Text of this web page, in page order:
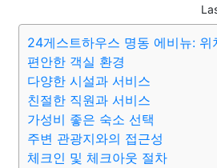
미
요리 상품리뷰 원예 금융 게
대출 자동차 취미
종교 사회 정치 건강
24게스트하우스 명동 에비뉴: 위
편안한 객실 환경
다양한 시설과 서비스
친절한 직원과 서비스
가성비 좋은 숙소 선택
주변 관광지와의 접근성
체크인 및 체크아웃 절차